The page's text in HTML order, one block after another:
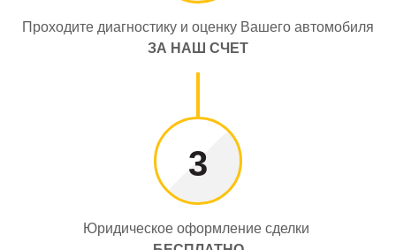
Проходите диагностику и оценку Вашего автомобиля
ЗА НАШ СЧЕТ
3
Юридическое оформление сделки